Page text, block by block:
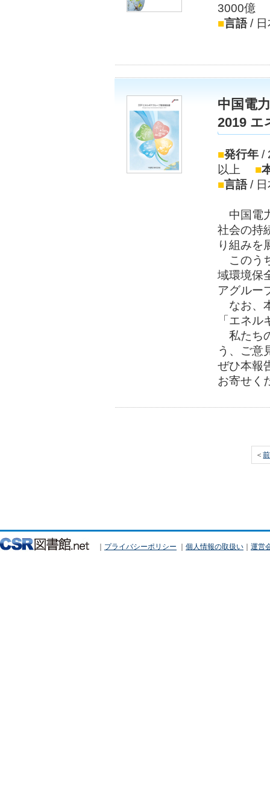
3000億
■言語/
中国電
2019 エ
■発行年 /
以上 ■
■言語/
中国電
社会の持
り組みを
このう
域環境保
アグルー
なお、
「エネ
私たち
う、ご意
ぜひ本報
お寄せく
＜
｜ プライバシーポリシー ｜ 個人情報の取扱い ｜ 運営